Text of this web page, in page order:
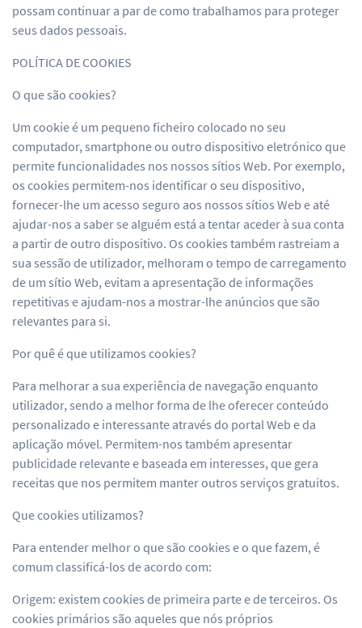
possam continuar a par de como trabalhamos para proteger
seus dados pessoais.
POLÍTICA DE COOKIES
O que são cookies?
Um cookie é um pequeno ficheiro colocado no seu
computador, smartphone ou outro dispositivo eletrónico que
permite funcionalidades nos nossos sítios Web. Por exemplo,
os cookies permitem-nos identificar o seu dispositivo,
fornecer-lhe um acesso seguro aos nossos sítios Web e até
ajudar-nos a saber se alguém está a tentar aceder à sua conta
a partir de outro dispositivo. Os cookies também rastreiam a
sua sessão de utilizador, melhoram o tempo de carregamento
de um sítio Web, evitam a apresentação de informações
repetitivas e ajudam-nos a mostrar-lhe anúncios que são
relevantes para si.
Por quê é que utilizamos cookies?
Para melhorar a sua experiência de navegação enquanto
utilizador, sendo a melhor forma de lhe oferecer conteúdo
personalizado e interessante através do portal Web e da
aplicação móvel. Permitem-nos também apresentar
publicidade relevante e baseada em interesses, que gera
receitas que nos permitem manter outros serviços gratuitos.
Que cookies utilizamos?
Para entender melhor o que são cookies e o que fazem, é
comum classificá-los de acordo com:
Origem: existem cookies de primeira parte e de terceiros. Os
cookies primários são aqueles que nós próprios